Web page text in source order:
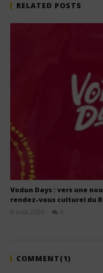
RELATED POSTS
Vodun Days : vers une
rendez-vous culturel du
6 août 2026
0
COMMENT(1)